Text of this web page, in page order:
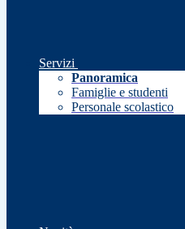
Servizi
Panoramica
Famiglie e studenti
Personale scolastico